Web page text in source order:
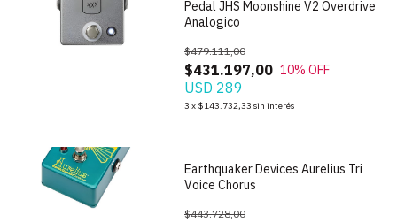
Pedal JHS Moonshine V2 Overdrive
Analogico
$431.197,00
$479.111,00
10% OFF
USD 289
3 x $143.732,33 sin interés
Earthquaker Devices Aurelius Tri
Voice Chorus
$443.728,00